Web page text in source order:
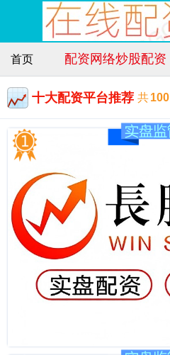
首页 配资网络炒股配资
十大配资平台推荐 共100